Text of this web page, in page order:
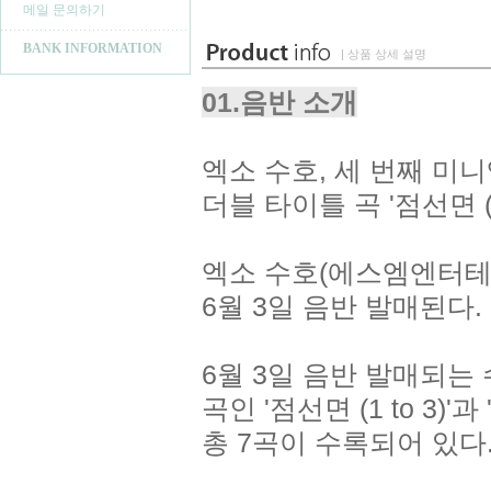
메일 문의하기
BANK INFORMATION | 상품 상세 설명
01.음반 소개
엑소 수호, 세 번째 미
더블 타이틀 곡 '점선면
엑소 수호(에스엠엔터
6월 3일 음반 발매된다.
6월 3일 음반 발매되는
곡인 '점선면 (1 to 3)'
총 7곡이 수록되어 있